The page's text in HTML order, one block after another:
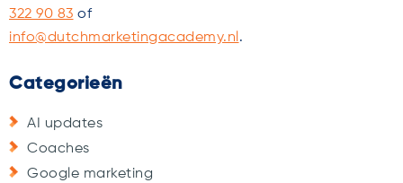
322 90 83 of
info@dutchmarketingacademy.nl.
Categorieën
AI updates
Coaches
Google marketing